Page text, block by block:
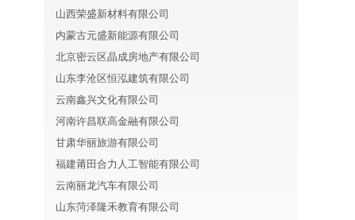
山西荣盛新材料有限公司
内蒙古元盛新能源有限公司
北京密云区晶成房地产有限公司
山东李沧区恒泓建筑有限公司
云南鑫兴文化有限公司
河南许昌联高金融有限公司
甘肃华丽旅游有限公司
福建莆田合力人工智能有限公司
云南丽龙汽车有限公司
山东菏泽隆禾教育有限公司